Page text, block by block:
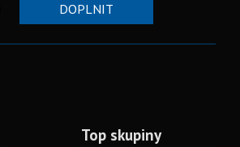
DOPLNIT
Top skupiny